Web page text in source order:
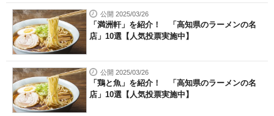
公開 2025/03/26
「満洲軒」を紹介！ 「高知県のラーメンの名
店」10選【人気投票実施中】
公開 2025/03/26
「鶏と魚」を紹介！ 「高知県のラーメンの名
店」10選【人気投票実施中】